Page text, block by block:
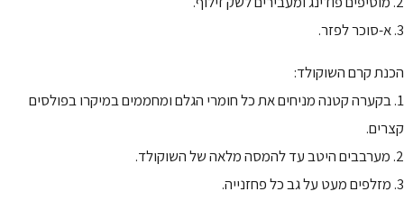
3. א-סוכר לפזר.
הכנת קרם השוקולד:
1. בקערה קטנה מניחים את כל חומרי הגלם ומחממים במיקרו בפולסים
קצרים.
2. מערבבים היטב עד להמסה מלאה של השוקולד.
3. מזלפים מעט על גב כל פחזנייה.